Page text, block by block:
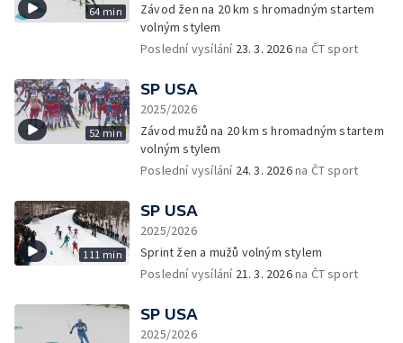
64 min
Závod žen na 20 km s hromadným startem
volným stylem
Poslední vysílání 23. 3. 2026na ČT sport
52 min
SP USA
2025/2026
Závod mužů na 20 km s hromadným startem
volným stylem
Poslední vysílání 24. 3. 2026na ČT sport
111 min
SP USA
2025/2026
Sprint žen a mužů volným stylem
Poslední vysílání 21. 3. 2026na ČT sport
SP USA
2025/2026